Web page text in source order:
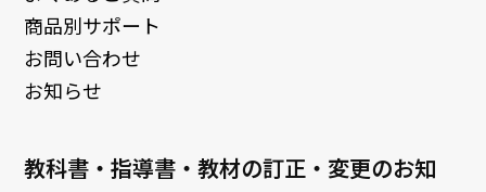
商品別サポート
お問い合わせ
お知らせ
教科書・指導書・教材の訂正・変更のお知